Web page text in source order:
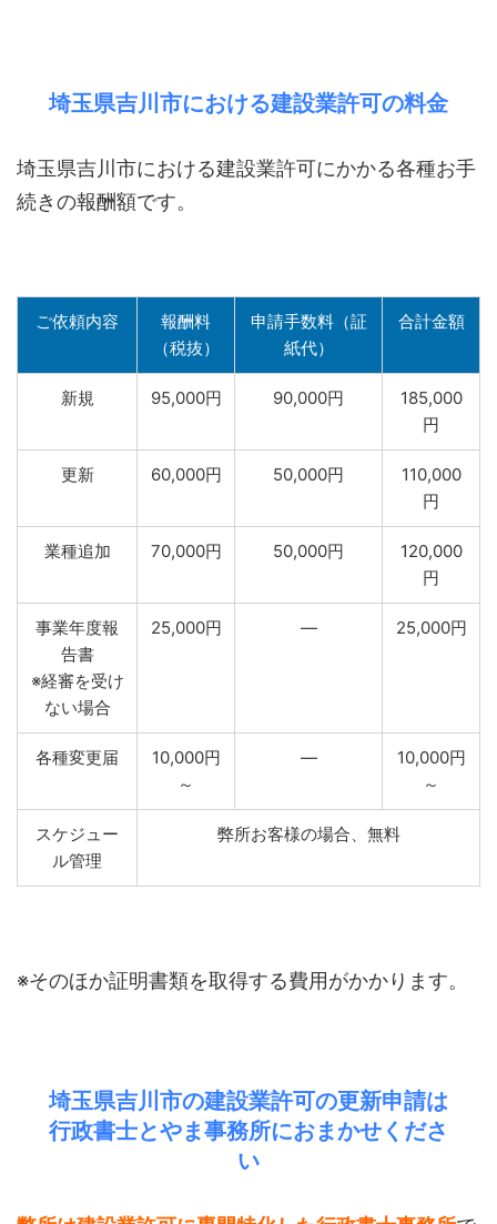
埼玉県吉川市における建設業許可の料金
埼玉県吉川市における建設業許可にかかる各種お手
続きの報酬額です。
ご依頼内容
報酬料
（税抜）
申請手数料（証
紙代）
合計金額
新規 95,000円 90,000円
185,000
円
更新 60,000円 50,000円
110,000
円
業種追加 70,000円 50,000円
120,000
円
事業年度報
告書
※経審を受け
ない場合
25,000円 ― 25,000円
各種変更届
10,000円
～
―
10,000円
～
スケジュー
ル管理
弊所お客様の場合、無料
※そのほか証明書類を取得する費用がかかります。
埼玉県吉川市の建設業許可の更新申請は
行政書士とやま事務所におまかせくださ
い